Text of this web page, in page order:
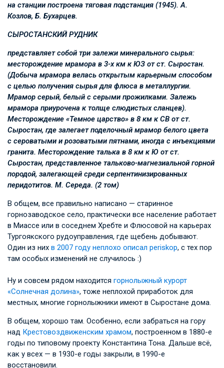
на станции построена тяговая подстанция (1945). А.
Козлов, Б. Бухарцев.
СЫРОСТАНСКИЙ РУДНИК
представляет собой три залежи минерального сырья:
месторождение мрамора в 3-х км к ЮЗ от ст. Сыростан.
(Добыча мрамора велась открытым карьерным способом
с целью получения сырья для флюса в металлургии.
Мрамор серый, белый с серыми прожилками. Залежь
мрамора приурочена к толще слюдистых сланцев).
Месторождение «Темное царство» в 8 км к СВ от ст.
Сыростан, где залегает поделочный мрамор белого цвета
с сероватыми и розоватыми пятнами, иногда с инъекциями
гранита. Месторождение талька в 8 км к Ю от ст.
Сыростан, представленное тальково-магнезиальной горной
породой, залегающей среди серпентинизированных
перидотитов. М. Середа. (2 том)
В общем, все правильно написано — старинное
горнозаводское село, практически все население работает
в Миассе или в соседнем Хребте и Флюсовой на карьерах
Тургоякского рудоуправления, где щебень добывают.
Один из них в 2007 году неплохо описал periskop, с тех пор
там особых изменений не случилось :)
Ну и совсем рядом находится горнолыжный курорт
«Солнечная долина», тоже неплохой приработок для
местных, многие горнолыжники имеют в Сыростане дома.
В общем, хорошо там. Особенно, если забраться на гору
над Крестовоздвиженским храмом, построенном в 1880-е
годы по типовому проекту Константина Тона. Дальше всё,
как у всех — в 1930-е годы закрыли, в 1990-е
восстановили.